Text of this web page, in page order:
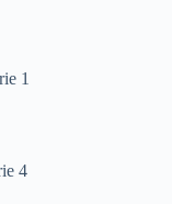
1
4